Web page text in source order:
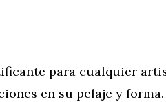
para cualquier
en su pelaje y forma.